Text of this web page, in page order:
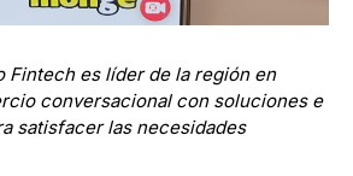
Fintech es líder de la región en
conversacional con soluciones e
satisfacer las necesidades